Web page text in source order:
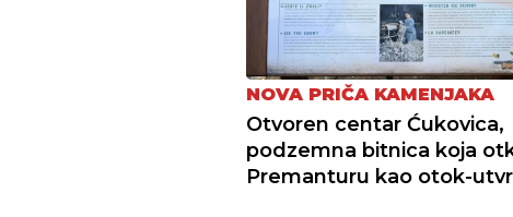
NOVA PRIČA KAMENJAKA
Otvoren centar Ćukovica,
podzemna bitnica koja
Premanturu kao otok-